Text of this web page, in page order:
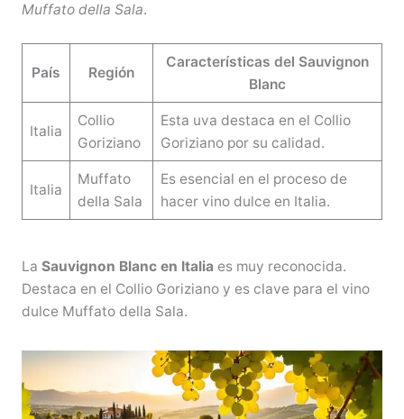
Muffato della Sala.
País Región
Características del Sauvignon
Blanc
Italia
Collio
Goriziano
Esta uva destaca en el Collio
Goriziano por su calidad.
Italia
Muffato
della Sala
Es esencial en el proceso de
hacer vino dulce en Italia.
La Sauvignon Blanc en Italia es muy reconocida.
Destaca en el Collio Goriziano y es clave para el vino
dulce Muffato della Sala.